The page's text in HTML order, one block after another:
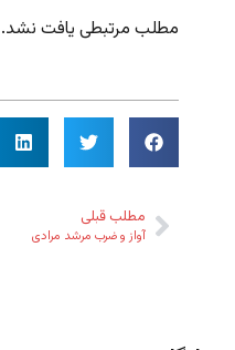
مطلب مرتبطی یافت نشد.
مطلب قبلی
آواز و ضرب مرشد مرادی